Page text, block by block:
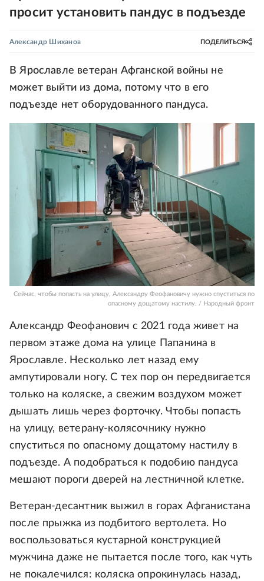
просит установить пандус в подъезде
Александр Шиханов ПОДЕЛИТЬСЯ
В Ярославле ветеран Афганской войны не
может выйти из дома, потому что в его
подъезде нет оборудованного пандуса.
Сейчас, чтобы попасть на улицу, Александру Феофановичу нужно спуститься по
опасному дощатому настилу. / Народный фронт
Александр Феофанович с 2021 года живет на
первом этаже дома на улице Папанина в
Ярославле. Несколько лет назад ему
ампутировали ногу. С тех пор он передвигается
только на коляске, а свежим воздухом может
дышать лишь через форточку. Чтобы попасть
на улицу, ветерану-колясочнику нужно
спуститься по опасному дощатому настилу в
подъезде. А подобраться к подобию пандуса
мешают пороги дверей на лестничной клетке.
Ветеран-десантник выжил в горах Афганистана
после прыжка из подбитого вертолета. Но
воспользоваться кустарной конструкцией
мужчина даже не пытается после того, как чуть
не покалечился: коляска опрокинулась назад,